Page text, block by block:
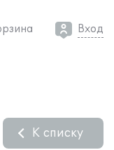
Вход
К списку